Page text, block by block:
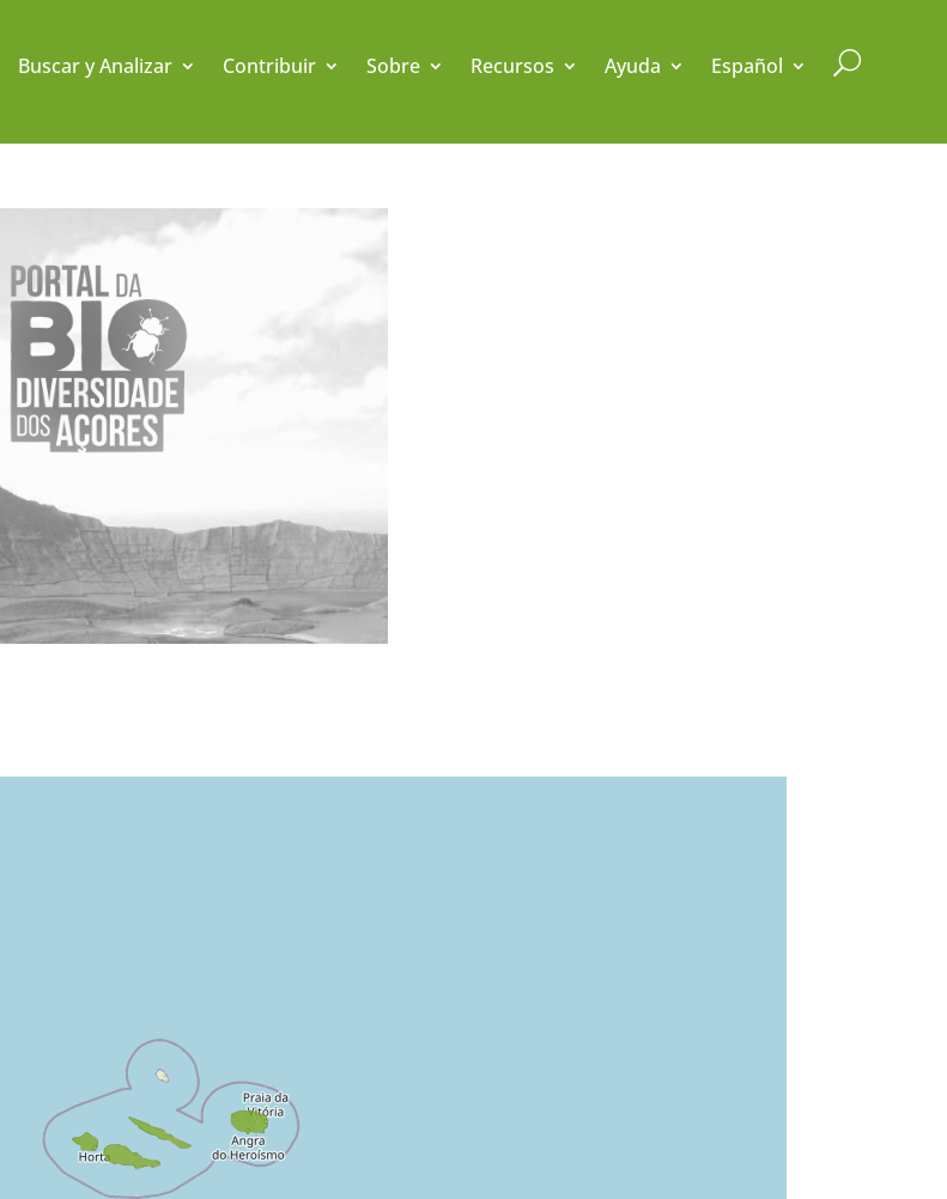
Buscar y Analizar Contribuir Sobre Recursos Ayuda Español U